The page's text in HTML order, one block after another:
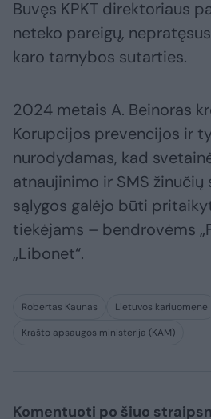
Buvęs KPKT direktoriaus
neteko pareigų,
karo tarnybos sutarties.
2024 metais A. Beinoras
Korupcijos prevencijos ir
nurodydamas, kad
atnaujinimo ir SMS
sąlygos galėjo būti
tiekėjams – bendrovėms
„Libonet“.
Robertas Kaunas
Lietuvos kariuomenė
Krašto apsaugos ministerija (KAM)
Komentuoti po šiuo